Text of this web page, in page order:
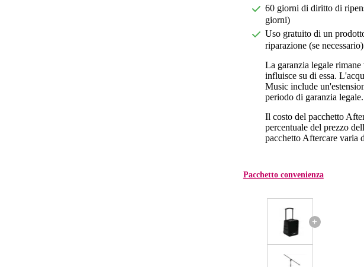
60 giorni di diritto di
giorni)
Uso gratuito di un
riparazione (se necessario)
La garanzia legale
influisce su di essa.
Music include
periodo di garanzia legale.
Il costo del pacchetto
percentuale del prezzo
pacchetto Aftercare varia
Pacchetto convenienza
+